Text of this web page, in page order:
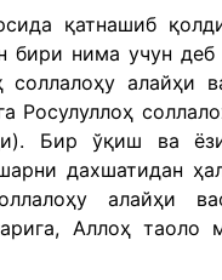
қатнашиб
бири нима учун
алайҳи
Росулуллоҳ
Бир ўқиш ва
дахшатидан
алайҳи
Аллоҳ таоло